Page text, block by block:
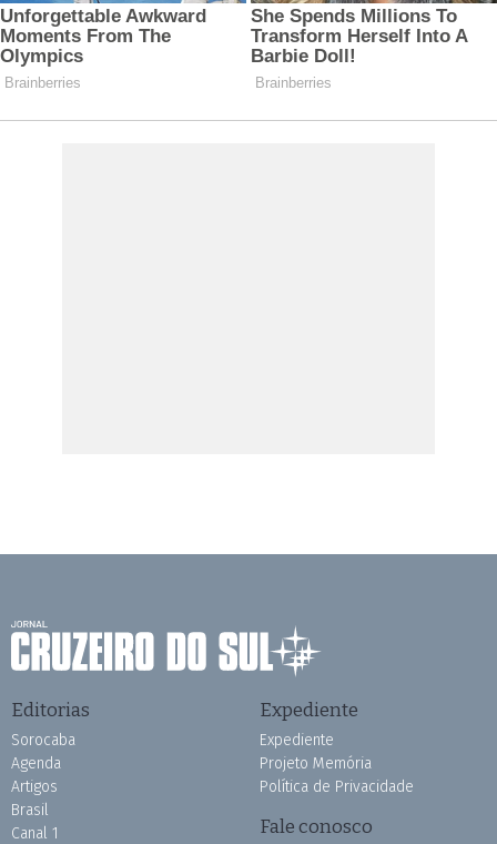
Editorias
Sorocaba
Agenda
Artigos
Brasil
Canal 1
Expediente
Expediente
Projeto Memória
Política de Privacidade
Fale conosco